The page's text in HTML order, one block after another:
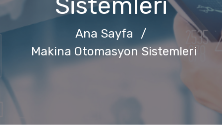
Ana Sayfa
/
Makina Otomasyon Sistemleri